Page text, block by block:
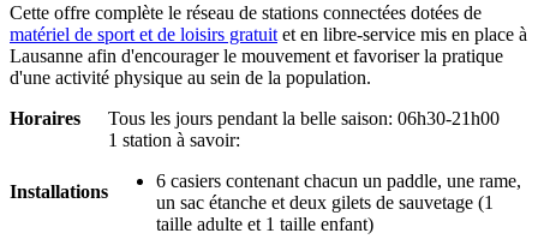
Cette offre complète le réseau de stations connectées dotées de
matériel de sport et de loisirs gratuit et en libre-service mis en place à
Lausanne afin d'encourager le mouvement et favoriser la pratique
d'une activité physique au sein de la population.
Horaires
Tous les jours pendant la belle saison: 06h30-21h00
Installations
1 station à savoir:
6 casiers contenant chacun un paddle, une rame,
un sac étanche et deux gilets de sauvetage (1
taille adulte et 1 taille enfant)